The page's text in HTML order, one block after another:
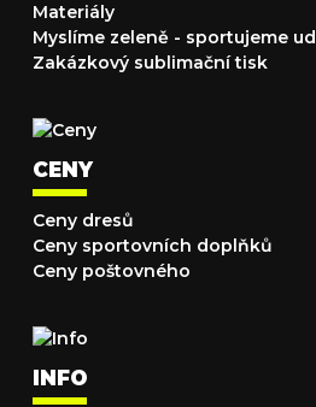
Materiály
Myslíme zeleně - sportujeme
Zakázkový sublimační tisk
CENY
Ceny dresů
Ceny sportovních doplňků
Ceny poštovného
INFO